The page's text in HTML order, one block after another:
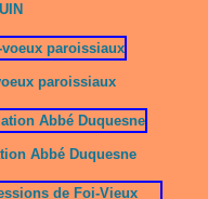
paroissiaux
Abbé Duquesne